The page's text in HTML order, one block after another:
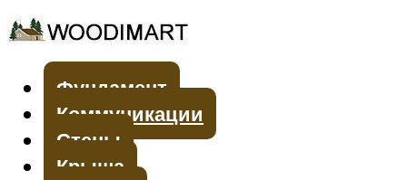
Фундамент
Коммуникации
Стены
Крыша